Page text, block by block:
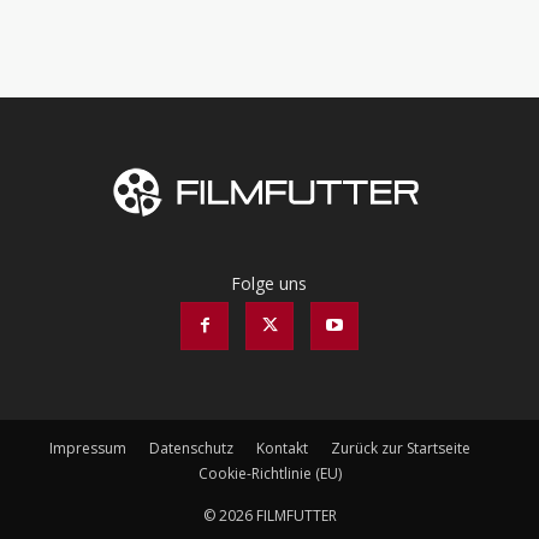
Folge uns
Impressum Datenschutz Kontakt
Zurück zur Startseite
Cookie-Richtlinie (EU)
© 2026 FILMFUTTER